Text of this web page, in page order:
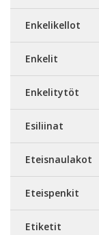
Enkelikellot
Enkelit
Enkelitytöt
Esiliinat
Eteisnaulakot
Eteispenkit
Etiketit